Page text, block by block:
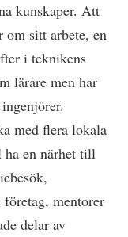
kunskaper. Att
om sitt arbete, en
i teknikens
lärare men har
med flera lokala
en närhet till
företag, mentorer
delar av